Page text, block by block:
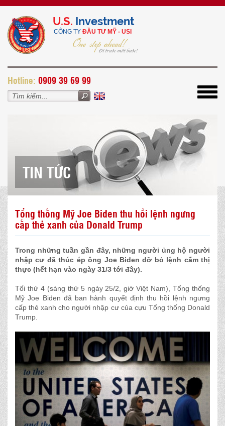
U.S. Investment
CÔNG TY ĐẦU TƯ MỸ - USI
Hotline: 0909 39 69 99
TIN TỨC
Tổng thống Mỹ Joe Biden thu hồi lệnh ngưng
cấp thẻ xanh của Donald Trump
Trong những tuần gần đây, những người ủng hộ người
nhập cư đã thúc ép ông Joe Biden dỡ bỏ lệnh cấm thị
thực (hết hạn vào ngày 31/3 tới đây).
Tối thứ 4 (sáng thứ 5 ngày 25/2, giờ Việt Nam), Tổng thống
Mỹ Joe Biden đã ban hành quyết định thu hồi lệnh ngưng
cấp thẻ xanh cho người nhập cư của cựu Tổng thống Donald
Trump.